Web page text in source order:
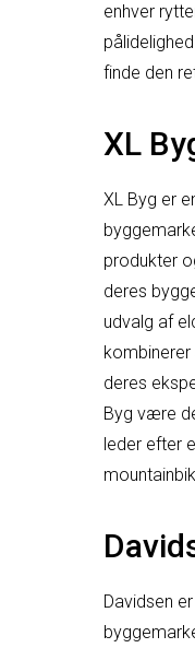
enhver
finde den
XL
XL Byg er
produkter
deres
udvalg af
deres
Byg være
leder efter
Davidsen